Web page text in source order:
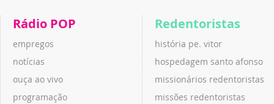
Rádio POP
empregos
notícias
ouça ao vivo
programação
Redentoristas
história pe. vitor
hospedagem santo afonso
missionários redentoristas
missões redentoristas